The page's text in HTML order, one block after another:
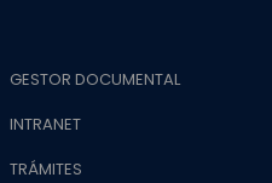
GESTOR DOCUMENTAL
INTRANET
TRÁMITES